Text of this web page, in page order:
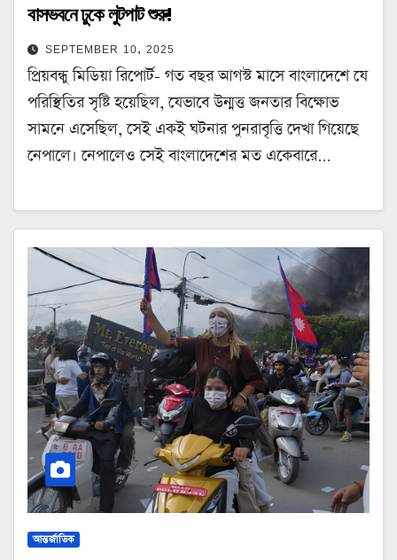
বাসভবনে ঢুকে লুটপাট শুরু!
SEPTEMBER 10, 2025
প্রিয়বন্ধু মিডিয়া রিপোর্ট- গত বছর আগস্ট মাসে বাংলাদেশে যে
পরিস্থিতির সৃষ্টি হয়েছিল, যেভাবে উন্মত্ত জনতার বিক্ষোভ
সামনে এসেছিল, সেই একই ঘটনার পুনরাবৃত্তি দেখা গিয়েছে
নেপালে। নেপালেও সেই বাংলাদেশের মত একেবারে…
আন্তর্জাতিক